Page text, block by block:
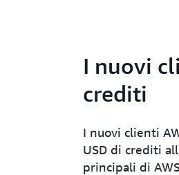
I nuovi
crediti
I nuovi clienti
USD di crediti
principali di